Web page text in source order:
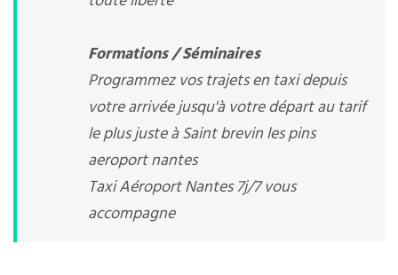
Formations / Séminaires
Programmez vos trajets en taxi depuis
votre arrivée jusqu'à votre départ au tarif
le plus juste à Saint brevin les pins
aeroport nantes
Taxi Aéroport Nantes 7j/7 vous
accompagne